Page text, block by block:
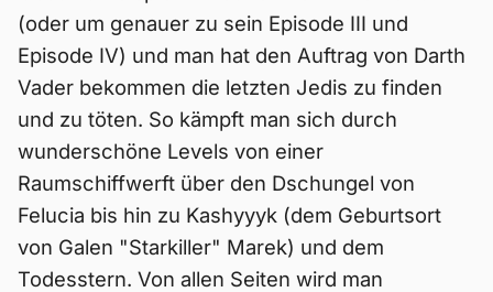
(oder um genauer zu sein Episode III und
Episode IV) und man hat den Auftrag von Darth
Vader bekommen die letzten Jedis zu finden
und zu töten. So kämpft man sich durch
wunderschöne Levels von einer
Raumschiffwerft über den Dschungel von
Felucia bis hin zu Kashyyyk (dem Geburtsort
von Galen "Starkiller" Marek) und dem
Todesstern. Von allen Seiten wird man